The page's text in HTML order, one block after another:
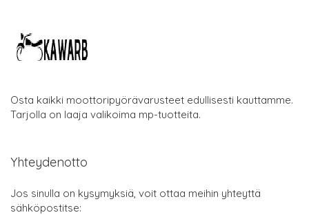
Osta kaikki moottoripyörävarusteet edullisesti kauttamme.
Tarjolla on laaja valikoima mp-tuotteita.
Yhteydenotto
Jos sinulla on kysymyksiä, voit ottaa meihin yhteyttä
sähköpostitse: